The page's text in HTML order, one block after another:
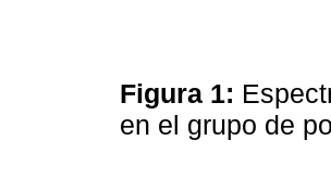
Figura 1:
en el grupo de